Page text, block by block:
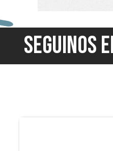
SEGUINOS